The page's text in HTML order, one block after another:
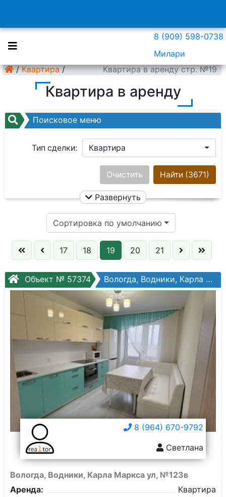
8 (909) 598-0738
Милари
/ Квартира / Квартира в аренду стр. №19
Квартира в аренду
Поисковое меню
Тип сделки: Квартира
Ничего не выбрано
Цена:
Кол. комнат:
Этаж:
Слово:
Найти (3671)
Очистить
Развернуть
Сортировка по умолчанию
17 18 19 20 21
Объект № 57374 Вологда, Водники, Карла Маркса ул, №123в
8 (964) 670-9792
Светлана
Вологда, Водники, Карла Маркса ул, №123в
Аренда:
Квартира